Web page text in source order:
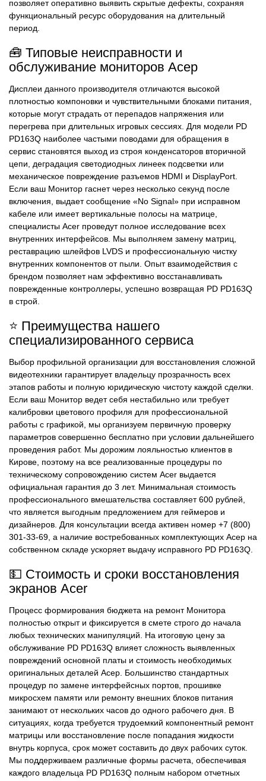
позволяет оперативно выявить скрытые дефекты, сохраняя
функциональный ресурс оборудования на длительный
период.
🧰 Типовые неисправности и
обслуживание мониторов Асер
Дисплеи данного производителя отличаются высокой
плотностью компоновки и чувствительными блоками питания,
которые могут страдать от перепадов напряжения или
перегрева при длительных игровых сессиях. Для модели PD
PD163Q наиболее частыми поводами для обращения в
сервис становятся выход из строя конденсаторов вторичной
цепи, деградация светодиодных линеек подсветки или
механическое повреждение разъемов HDMI и DisplayPort.
Если ваш Монитор гаснет через несколько секунд после
включения, выдает сообщение «No Signal» при исправном
кабеле или имеет вертикальные полосы на матрице,
специалисты Acer проведут полное исследование всех
внутренних интерфейсов. Мы выполняем замену матриц,
реставрацию шлейфов LVDS и профессиональную чистку
внутренних компонентов от пыли. Опыт взаимодействия с
брендом позволяет нам эффективно восстанавливать
поврежденные контроллеры, успешно возвращая PD PD163Q
в строй.
⭐ Преимущества нашего
специализированного сервиса
Выбор профильной организации для восстановления сложной
видеотехники гарантирует владельцу прозрачность всех
этапов работы и полную юридическую чистоту каждой сделки.
Если ваш Монитор ведет себя нестабильно или требует
калибровки цветового профиля для профессиональной
работы с графикой, мы организуем первичную проверку
параметров совершенно бесплатно при условии дальнейшего
проведения работ. Мы дорожим лояльностью клиентов в
Кирове, поэтому на все реализованные процедуры по
техническому сопровождению систем Acer выдается
официальная гарантия до 3 лет. Минимальная стоимость
профессионального вмешательства составляет 600 рублей,
что является выгодным предложением для геймеров и
дизайнеров. Для консультации всегда активен номер +7 (800)
301-33-69, а наличие востребованных комплектующих Асер на
собственном складе ускоряет выдачу исправного PD PD163Q.
💵 Стоимость и сроки восстановления
экранов Acer
Процесс формирования бюджета на ремонт Монитора
полностью открыт и фиксируется в смете строго до начала
любых технических манипуляций. На итоговую цену за
обслуживание PD PD163Q влияет сложность выявленных
повреждений основной платы и стоимость необходимых
оригинальных деталей Асер. Большинство стандартных
процедур по замене интерфейсных портов, прошивке
микросхем памяти или ремонту внешних блоков питания
занимают от нескольких часов до одного рабочего дня. В
ситуациях, когда требуется трудоемкий компонентный ремонт
матрицы или восстановление после попадания жидкости
внутрь корпуса, срок может составить до двух рабочих суток.
Мы поддерживаем различные формы расчета, обеспечивая
каждого владельца PD PD163Q полным набором отчетных